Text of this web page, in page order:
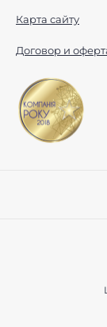
Карта сайту
Договор и